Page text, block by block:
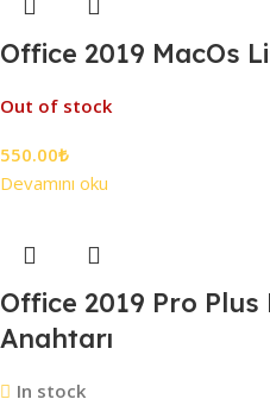
Office 2019 MacOs
Out of stock
550.00₺
Devamını oku
Office 2019 Pro Plus
Anahtarı
In stock